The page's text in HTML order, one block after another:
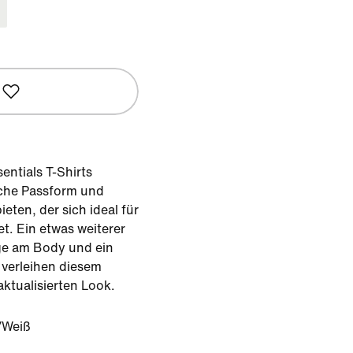
T-Shirts
Passform und
der sich ideal für
Ein etwas weiterer
am Body und ein
diesem
Look.